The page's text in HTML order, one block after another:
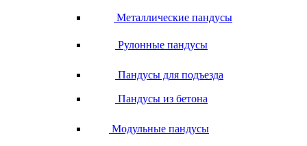
Металлические пандусы
Рулонные пандусы
Пандусы для подъезда
Пандусы из бетона
Модульные пандусы